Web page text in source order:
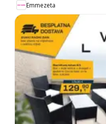
Emmezeta